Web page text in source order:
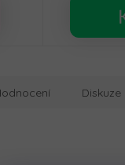
Diskuze